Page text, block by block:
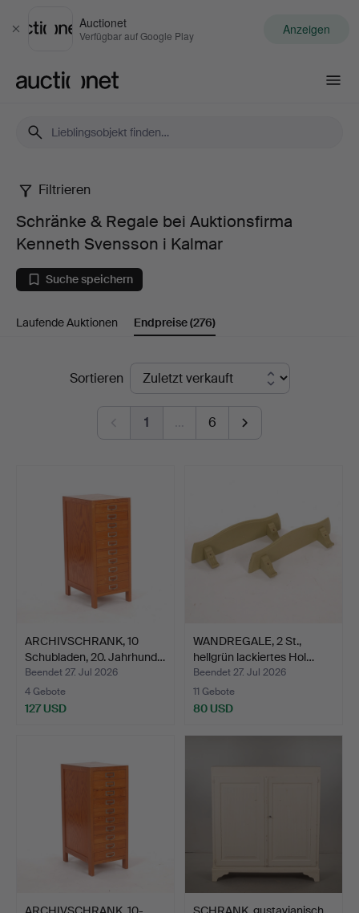
Schließen
Auctionet
Verfügbar auf Google Play Anzeigen
Schränke
Regale
bei
Kenneth
Svensson
Kalmar
Filtrieren
Schränke & Regale bei Auktionsfirma
Kenneth Svensson i Kalmar
Suche speichern
Laufende Auktionen Endpreise(276)
EndpreiseSortieren
1 … 6
ARCHIVSCHRANK, 10
Schubladen, 20. Jahrhund…
Beendet 27. Jul 2026
4 Gebote
127 USD
WANDREGALE, 2 St.,
hellgrün lackiertes Hol…
Beendet 27. Jul 2026
11 Gebote
80 USD